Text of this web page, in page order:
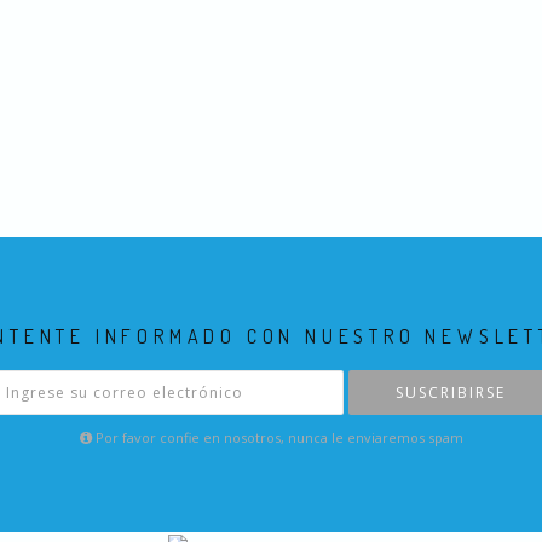
INFORMADO CON NUESTRO
SUSCRIBIRSE
Por favor confie en nosotros, nunca le enviaremos spam